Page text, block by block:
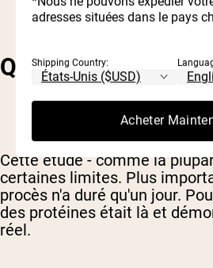
QUELQUES
Cette étude - comme la
certaines limites. Plus
procès n'a duré qu'un jour.
des protéines était là et
réel.
adresses situées dans le pays
Shipping Country:
Acheter